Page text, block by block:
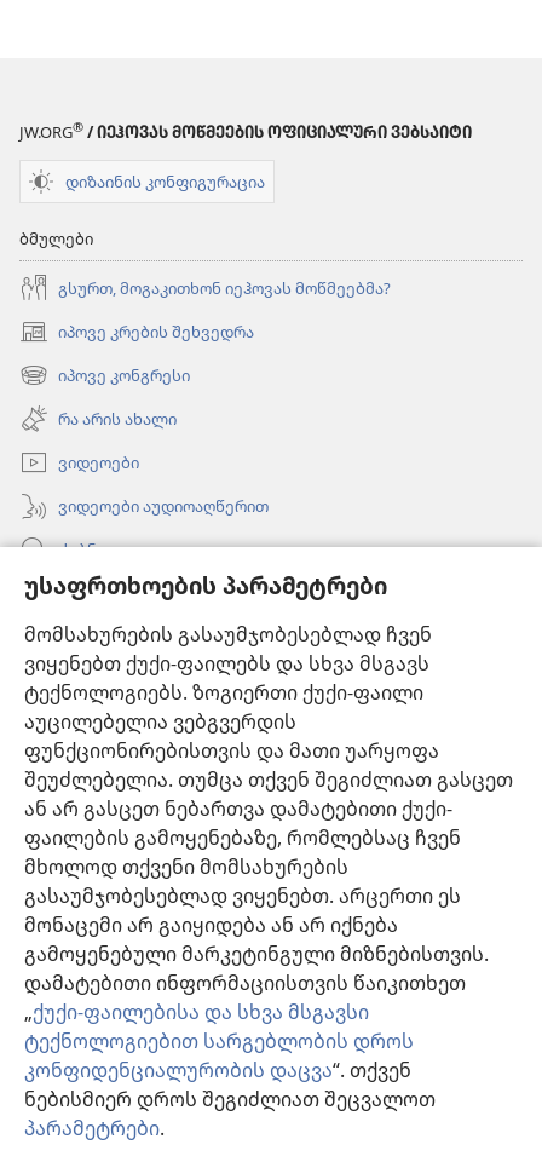
უსაფრთხოების პარამეტრები
მომსახურების გასაუმჯობესებლად ჩვენ
ვიყენებთ ქუქი-ფაილებს და სხვა მსგავს
ტექნოლოგიებს. ზოგიერთი ქუქი-ფაილი
აუცილებელია ვებგვერდის
ფუნქციონირებისთვის და მათი უარყოფა
შეუძლებელია. თუმცა თქვენ შეგიძლიათ გასცეთ
ან არ გასცეთ ნებართვა დამატებითი ქუქი-
ფაილების გამოყენებაზე, რომლებსაც ჩვენ
მხოლოდ თქვენი მომსახურების
გასაუმჯობესებლად ვიყენებთ. არცერთი ეს
მონაცემი არ გაიყიდება ან არ იქნება
გამოყენებული მარკეტინგული მიზნებისთვის.
დამატებითი ინფორმაციისთვის წაიკითხეთ
„ქუქი-ფაილებისა და სხვა მსგავსი
ტექნოლოგიებით სარგებლობის დროს
კონფიდენციალურობის დაცვა“. თქვენ
ნებისმიერ დროს შეგიძლიათ შეცვალოთ
პარამეტრები.
JW.ORG® / ᲘᲔᲰᲝᲕᲐᲡ ᲛᲝᲬᲛᲔᲔᲑᲘᲡ ᲝᲤᲘᲪᲘᲐᲚᲣᲠᲘ ᲕᲔᲑᲡᲐᲘᲢᲘ
დიზაინის კონფიგურაცია
ბმულები
გსურთ, მოგაკითხონ იეჰოვას მოწმეებმა?
იპოვე კრების შეხვედრა
(გაიხსნება
ახალი
ფანჯარა)
იპოვე კონგრესი
(გაიხსნება
ახალი
ფანჯარა)
რა არის ახალი
ვიდეოები
ვიდეოები აუდიოაღწერით
ძებნა
ინფორმაცია ექიმებისთვის
ინფორმაცია ოფიციალური პირებისთვის
დახმარება
შესაწირავები
(გაიხსნება
ახალი
ფანჯარა)საგუშაგო კოშკის ონლაინ ბიბლიოთეკა™
(გაიხსნება
ახალი
ფანჯარა)JW Hub
(გაიხსნება
ახალი
ფანჯარა)JW ბიბლიოთეკა
„საგუშაგო კოშკის ბიბლიოთეკა“
Copyright© 2026 Watch Tower Bible and Tract Society of Pennsylvania.
ᲡᲐᲠᲒᲔᲑᲚᲝᲑᲘᲡ ᲬᲔᲡᲔᲑᲘ
|ᲣᲡᲐᲤᲠᲗᲮᲝᲔᲑᲘᲡ ᲞᲐᲠᲐᲛᲔᲢᲠᲔᲑᲘ